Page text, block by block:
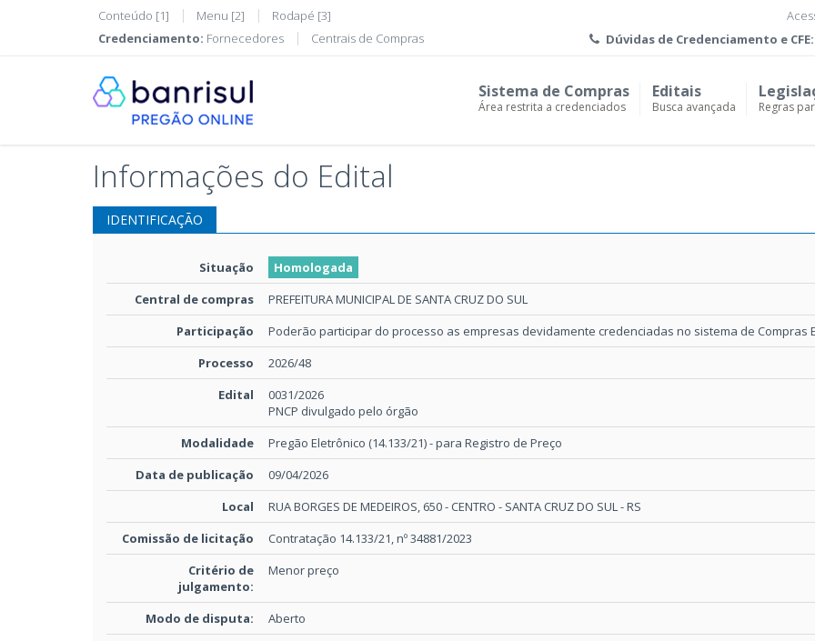
Conteúdo [1] Menu [2] Rodapé [3]
Credenciamento: Fornecedores Centrais de Compras Dúvidas de Credenciamento e CFE:
Sistema de Compras
Área restrita a credenciados
Editais
Busca avançada Regras
Informações do Edital
IDENTIFICAÇÃO
Situação
Homologada
Central de compras
PREFEITURA MUNICIPAL DE SANTA CRUZ DO SUL
Participação
Poderão participar do processo as empresas devidamente credenciadas no sistema de Compras
Processo
2026/48
Edital
0031/2026
PNCP divulgado pelo órgão
Modalidade
Pregão Eletrônico (14.133/21) - para Registro de Preço
Data de publicação
09/04/2026
Local
RUA BORGES DE MEDEIROS, 650 - CENTRO - SANTA CRUZ DO SUL - RS
Comissão de licitação
Contratação 14.133/21, nº 34881/2023
Critério de
julgamento:
Menor preço
Modo de disputa:
Aberto